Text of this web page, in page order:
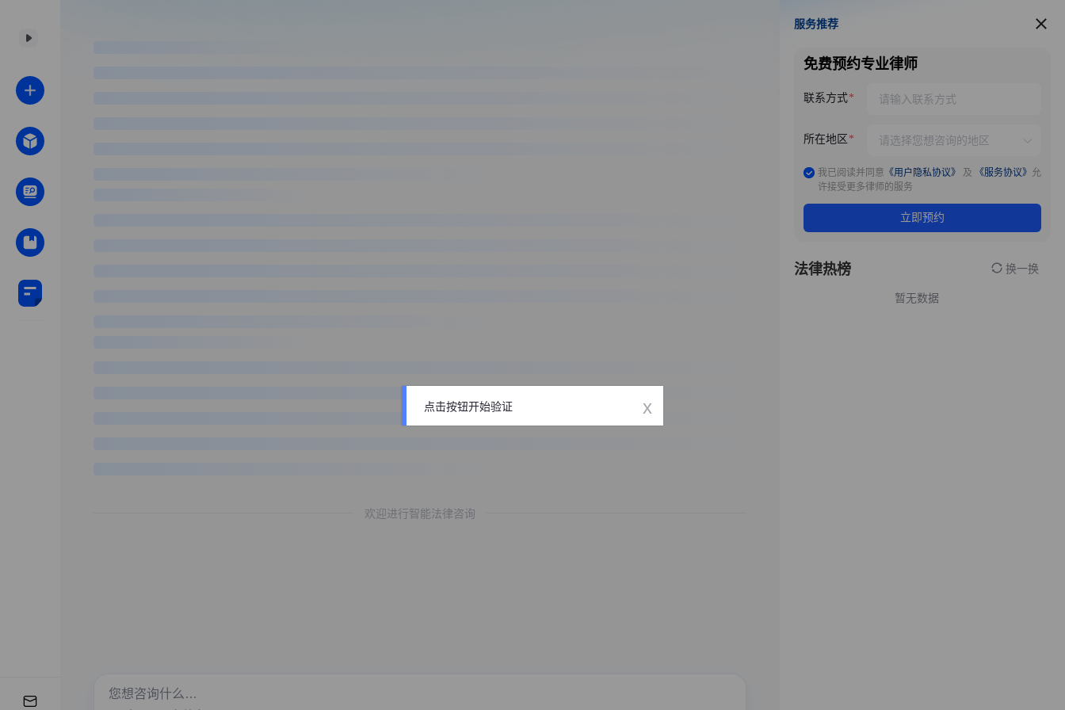
欢迎进行智能法律咨询
服务推荐
服务推荐
免费预约专业律师
联系方式
所在地区
我已阅读并同意 《用户隐私协议》 及 《服务协议》 允
许接受更多律师的服务
立即预约
法律热榜 换一换
暂无数据
点击按钮开始验证 x